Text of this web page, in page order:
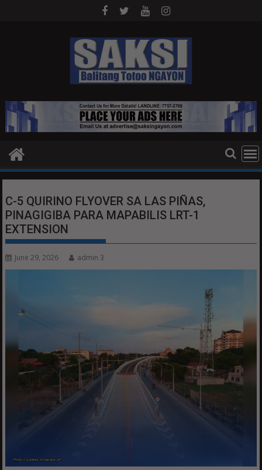
C-5 QUIRINO FLYOVER SA LAS PIÑAS,
PINAGIGIBA PARA MAPABILIS LRT-1
EXTENSION
June 29, 2026 admin 3